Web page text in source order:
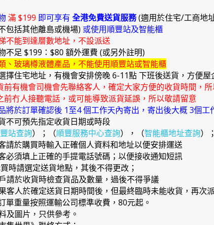
滿 $199 即可享有 全港免費送貨服務(適用於住宅/工商地
括其他離島或機場) 或使用順豐站及智能櫃
不能到達層數地址，不設派送
足 $199：$80 額外運費 (或另外註明)
、玻璃樽液體產品，不能使用順豐站或智能櫃
住宅地址，有機會安排傍晚 6-11點 下班後送貨，方便屋
前有機會司機會先聯絡客人，確定大家方便的收貨時間，
冇人接聽電話，或可能導致派貨延誤，所以敬請留意
將於訂單確認後 1至4 個工作天內寄出，寄出後大概 3個工
可預先指定收貨日期或時段
站查詢）；（順豐服務中心查詢），（智能櫃地址查詢）；
於購買時輸入正確個人資料和地址以便安排運送
須填上正確的手提電話號碼；以便接收通知短訊
時請選定送貨地點，其後不得更改；
請於收貨時檢查貨品及數量，過後不得爭議
客人於確定送貨日期時間後，但最終臨時未能收貨，再次
重量按照運輸公司標準收費，80元起。
及圖片，只供參考。